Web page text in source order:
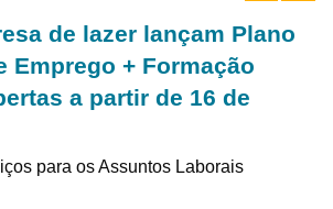
de lazer lançam Plano
Emprego + Formação
a partir de 16 de
para os Assuntos Laborais